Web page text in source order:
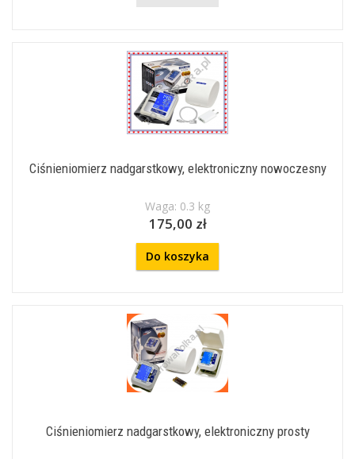
Ciśnieniomierz nadgarstkowy, elektroniczny nowoczesny
Waga: 0.3 kg
175,00 zł
Do koszyka
Ciśnieniomierz nadgarstkowy, elektroniczny prosty